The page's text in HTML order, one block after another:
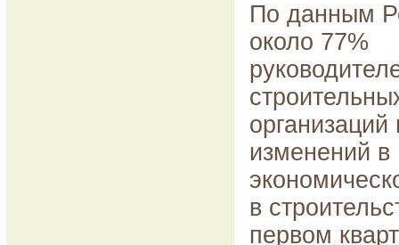
По данным
около 77%
изменений в
в
первом